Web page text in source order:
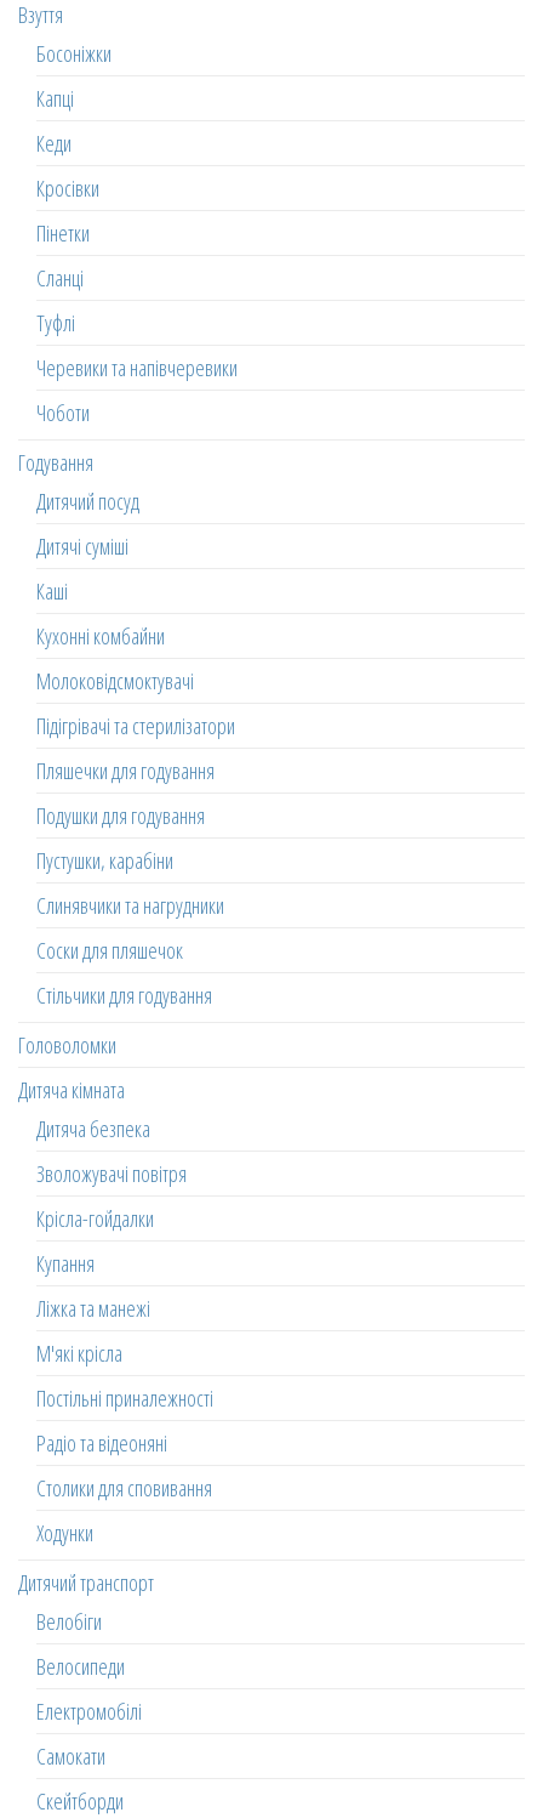
Взуття
Босоніжки
Капці
Кеди
Кросівки
Пінетки
Сланці
Туфлі
Черевики та напівчеревики
Чоботи
Годування
Дитячий посуд
Дитячі суміші
Каші
Кухонні комбайни
Молоковідсмоктувачі
Підігрівачі та стерилізатори
Пляшечки для годування
Подушки для годування
Пустушки, карабіни
Слинявчики та нагрудники
Соски для пляшечок
Стільчики для годування
Головоломки
Дитяча кімната
Дитяча безпека
Зволожувачі повітря
Крісла-гойдалки
Купання
Ліжка та манежі
М'які крісла
Постільні приналежності
Радіо та відеоняні
Столики для сповивання
Ходунки
Дитячий транспорт
Велобіги
Велосипеди
Електромобілі
Самокати
Скейтборди